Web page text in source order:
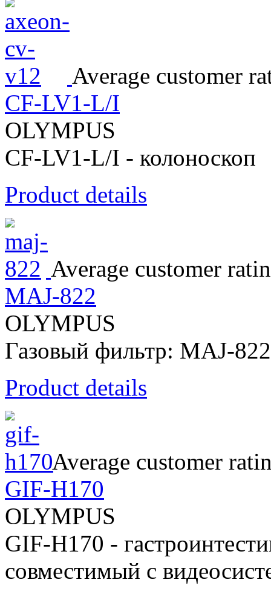
Average customer
CF-LV1-L/I
OLYMPUS
CF-LV1-L/I - колоноскоп
Product details
Average customer
MAJ-822
OLYMPUS
Газовый фильтр: MAJ-822
Product details
Average customer
GIF-H170
OLYMPUS
GIF-H170 -
совместимый с